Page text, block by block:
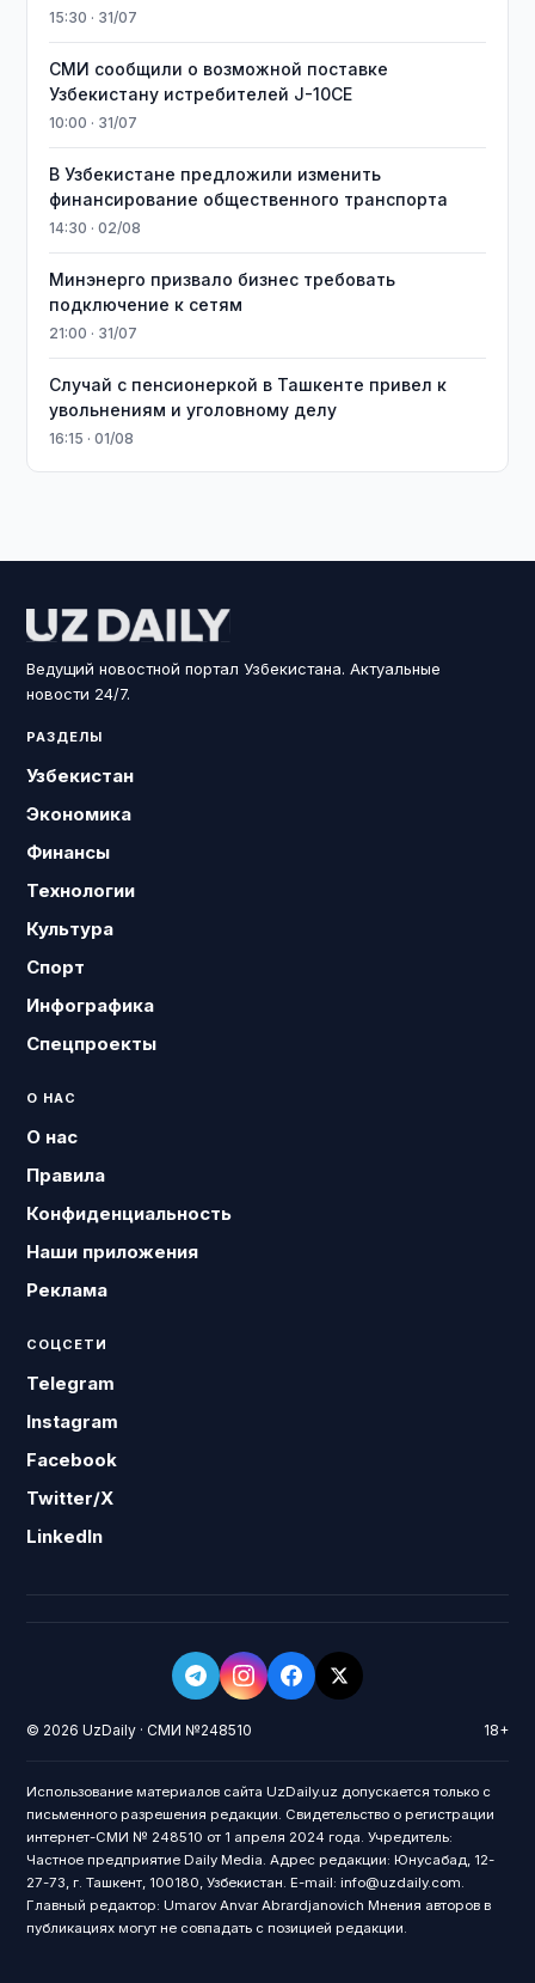
15:30 · 31/07
СМИ сообщили о возможной поставке
Узбекистану истребителей J-10CE
10:00 · 31/07
В Узбекистане предложили изменить
финансирование общественного транспорта
14:30 · 02/08
Минэнерго призвало бизнес требовать
подключение к сетям
21:00 · 31/07
Случай с пенсионеркой в Ташкенте привел к
увольнениям и уголовному делу
16:15 · 01/08
Ведущий новостной портал Узбекистана. Актуальные
новости 24/7.
РАЗДЕЛЫ
Узбекистан
Экономика
Финансы
Технологии
Культура
Спорт
Инфографика
Спецпроекты
О НАС
О нас
Правила
Конфиденциальность
Наши приложения
Реклама
СОЦСЕТИ
Telegram
Instagram
Facebook
Twitter/X
LinkedIn
© 2026 UzDaily · СМИ №248510 18+
Использование материалов сайта UzDaily.uz допускается только с
письменного разрешения редакции. Свидетельство о регистрации
интернет-СМИ № 248510 от 1 апреля 2024 года. Учредитель:
Частное предприятие Daily Media. Адрес редакции: Юнусабад, 12-
27-73, г. Ташкент, 100180, Узбекистан. E-mail: info@uzdaily.com.
Главный редактор: Umarov Anvar Abrardjanovich Мнения авторов в
публикациях могут не совпадать с позицией редакции.